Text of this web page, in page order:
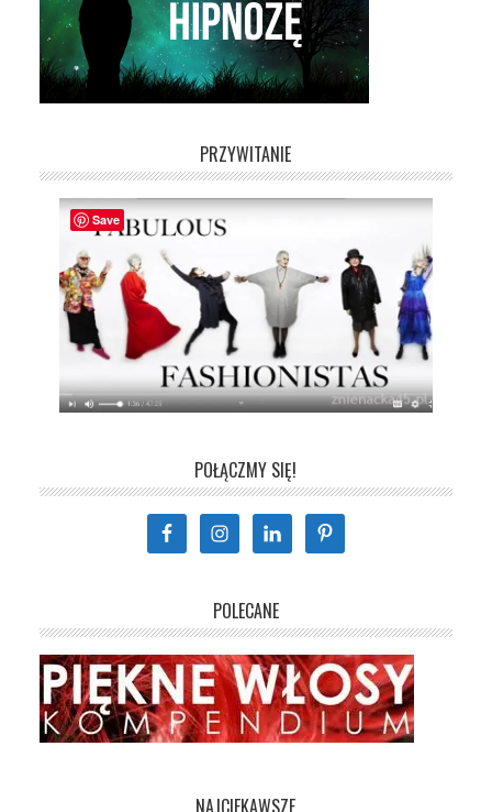
PRZYWITANIE
POŁĄCZMY SIĘ!
POLECANE
NAJCIEKAWSZE
Save